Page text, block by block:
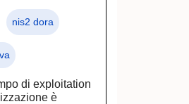
nis2 dora
di exploitation
è